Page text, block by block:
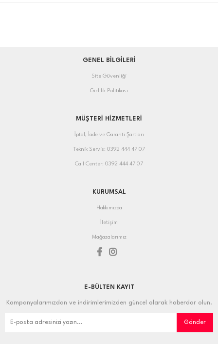
GENEL BİLGİLERİ
Site Güvenliği
Gizlilik Politikası
MÜŞTERİ HİZMETLERİ
İptal, İade ve Garanti Şartları
Teknik Servis: 0392 444 47 07
Call Center: 0392 444 47 07
KURUMSAL
Hakkımızda
İletişim
Mağazalarımız
E-BÜLTEN KAYIT
Kampanyalarımızdan ve indirimlerimizden güncel olarak haberdar olun.
Gönder